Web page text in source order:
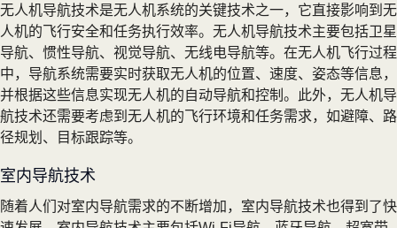
无人机导航技术是无人机系统的关键技术之一，它直接影响到无
人机的飞行安全和任务执行效率。无人机导航技术主要包括卫星
导航、惯性导航、视觉导航、无线电导航等。在无人机飞行过程
中，导航系统需要实时获取无人机的位置、速度、姿态等信息，
并根据这些信息实现无人机的自动导航和控制。此外，无人机导
航技术还需要考虑到无人机的飞行环境和任务需求，如避障、路
径规划、目标跟踪等。
室内导航技术
随着人们对室内导航需求的不断增加，室内导航技术也得到了快